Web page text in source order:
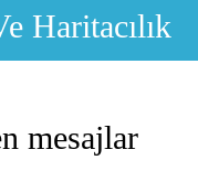
Haritacılık
mesajlar